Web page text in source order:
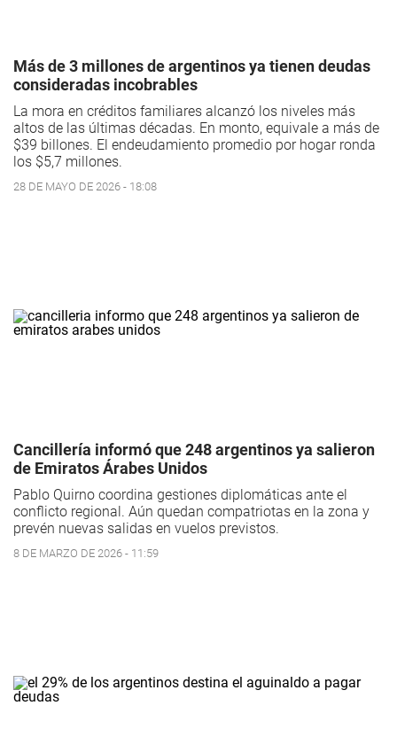
Más de 3 millones de argentinos ya tienen deudas
consideradas incobrables
La mora en créditos familiares alcanzó los niveles más
altos de las últimas décadas. En monto, equivale a más de
$39 billones. El endeudamiento promedio por hogar ronda
los $5,7 millones.
28 DE MAYO DE 2026 - 18:08
Cancillería informó que 248 argentinos ya salieron
de Emiratos Árabes Unidos
Pablo Quirno coordina gestiones diplomáticas ante el
conflicto regional. Aún quedan compatriotas en la zona y
prevén nuevas salidas en vuelos previstos.
8 DE MARZO DE 2026 - 11:59